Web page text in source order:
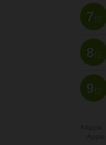
7位
8位
9位